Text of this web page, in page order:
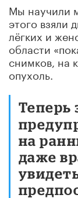
Мы научили
этого взяли
лёгких и
области
снимков, на
опухоль.
Теперь
на
даже